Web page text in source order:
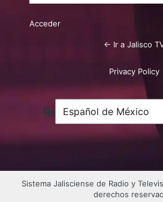
Acceder
← Ir a Jalisco
Privacy Policy
Idioma
Sistema Jalisciense de Radio y
derechos